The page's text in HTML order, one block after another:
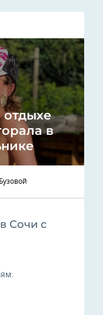
отдыхе
в
Сочи с